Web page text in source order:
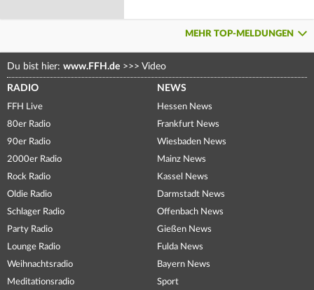
MEHR TOP-MELDUNGEN
Du bist hier: www.FFH.de >>> Video
RADIO
FFH Live
80er Radio
90er Radio
2000er Radio
Rock Radio
Oldie Radio
Schlager Radio
Party Radio
Lounge Radio
Weihnachtsradio
Meditationsradio
NEWS
Hessen News
Frankfurt News
Wiesbaden News
Mainz News
Kassel News
Darmstadt News
Offenbach News
Gießen News
Fulda News
Bayern News
Sport